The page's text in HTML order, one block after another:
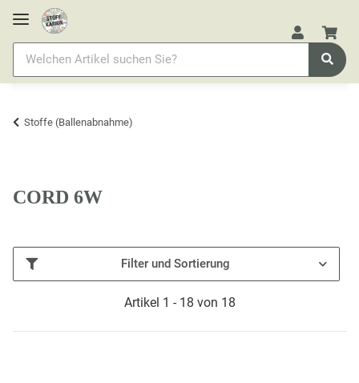
Stoffe (Ballenabnahme)
CORD 6W
Filter und Sortierung
Artikel 1 - 18 von 18